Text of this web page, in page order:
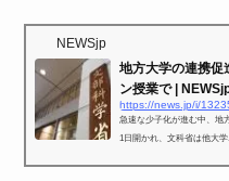
NEWSjp
地方大学の連携
ン授業で |
急速な少子化が進む中、地
1日開かれ、文科省は他大学